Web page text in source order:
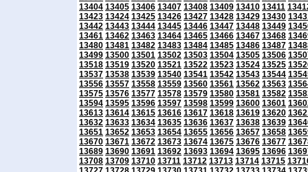
13404 13405 13406 13407 13408 13409 13410 13411
13423 13424 13425 13426 13427 13428 13429 13430
13442 13443 13444 13445 13446 13447 13448 13449
13461 13462 13463 13464 13465 13466 13467 13468
13480 13481 13482 13483 13484 13485 13486 13487
13499 13500 13501 13502 13503 13504 13505 13506
13518 13519 13520 13521 13522 13523 13524 13525
13537 13538 13539 13540 13541 13542 13543 13544
13556 13557 13558 13559 13560 13561 13562 13563
13575 13576 13577 13578 13579 13580 13581 13582
13594 13595 13596 13597 13598 13599 13600 13601
13613 13614 13615 13616 13617 13618 13619 13620
13632 13633 13634 13635 13636 13637 13638 13639
13651 13652 13653 13654 13655 13656 13657 13658
13670 13671 13672 13673 13674 13675 13676 13677
13689 13690 13691 13692 13693 13694 13695 13696
13708 13709 13710 13711 13712 13713 13714 13715